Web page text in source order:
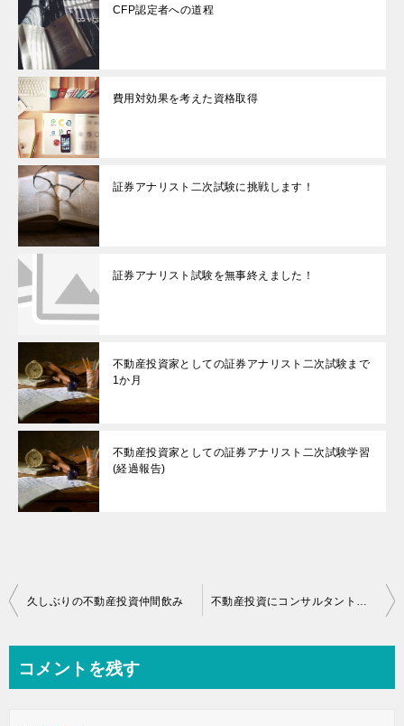
CFP認定者への道程
費用対効果を考えた資格取得
証券アナリスト二次試験に挑戦します！
証券アナリスト試験を無事終えました！
不動産投資家としての証券アナリスト二次試験まで
1か月
不動産投資家としての証券アナリスト二次試験学習
(経過報告)
投
ビ
久しぶりの不動産投資仲間飲み 不動産投資にコンサルタントは必要なのか？
コメントを残す